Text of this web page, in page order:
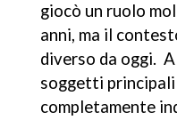
giocò un ruolo
anni, ma il
diverso da oggi.
soggetti principali
completamente